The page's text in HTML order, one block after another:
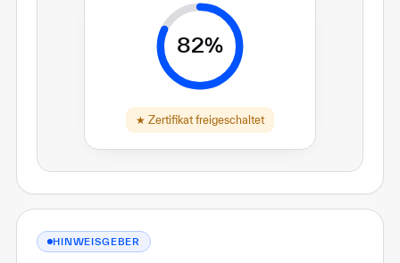
82%
★ Zertifikat freigeschaltet
HINWEISGEBER